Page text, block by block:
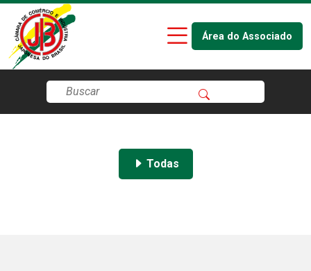
Área do Associado
Todas